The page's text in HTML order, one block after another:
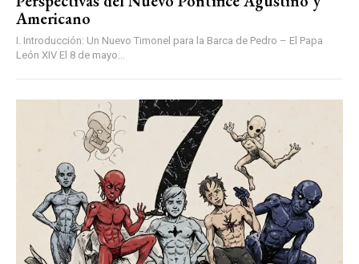
Americano
I. Introducción: Un Nuevo Timonel para la Barca de Pedro – El Papa
León XIV El 8 de mayo...